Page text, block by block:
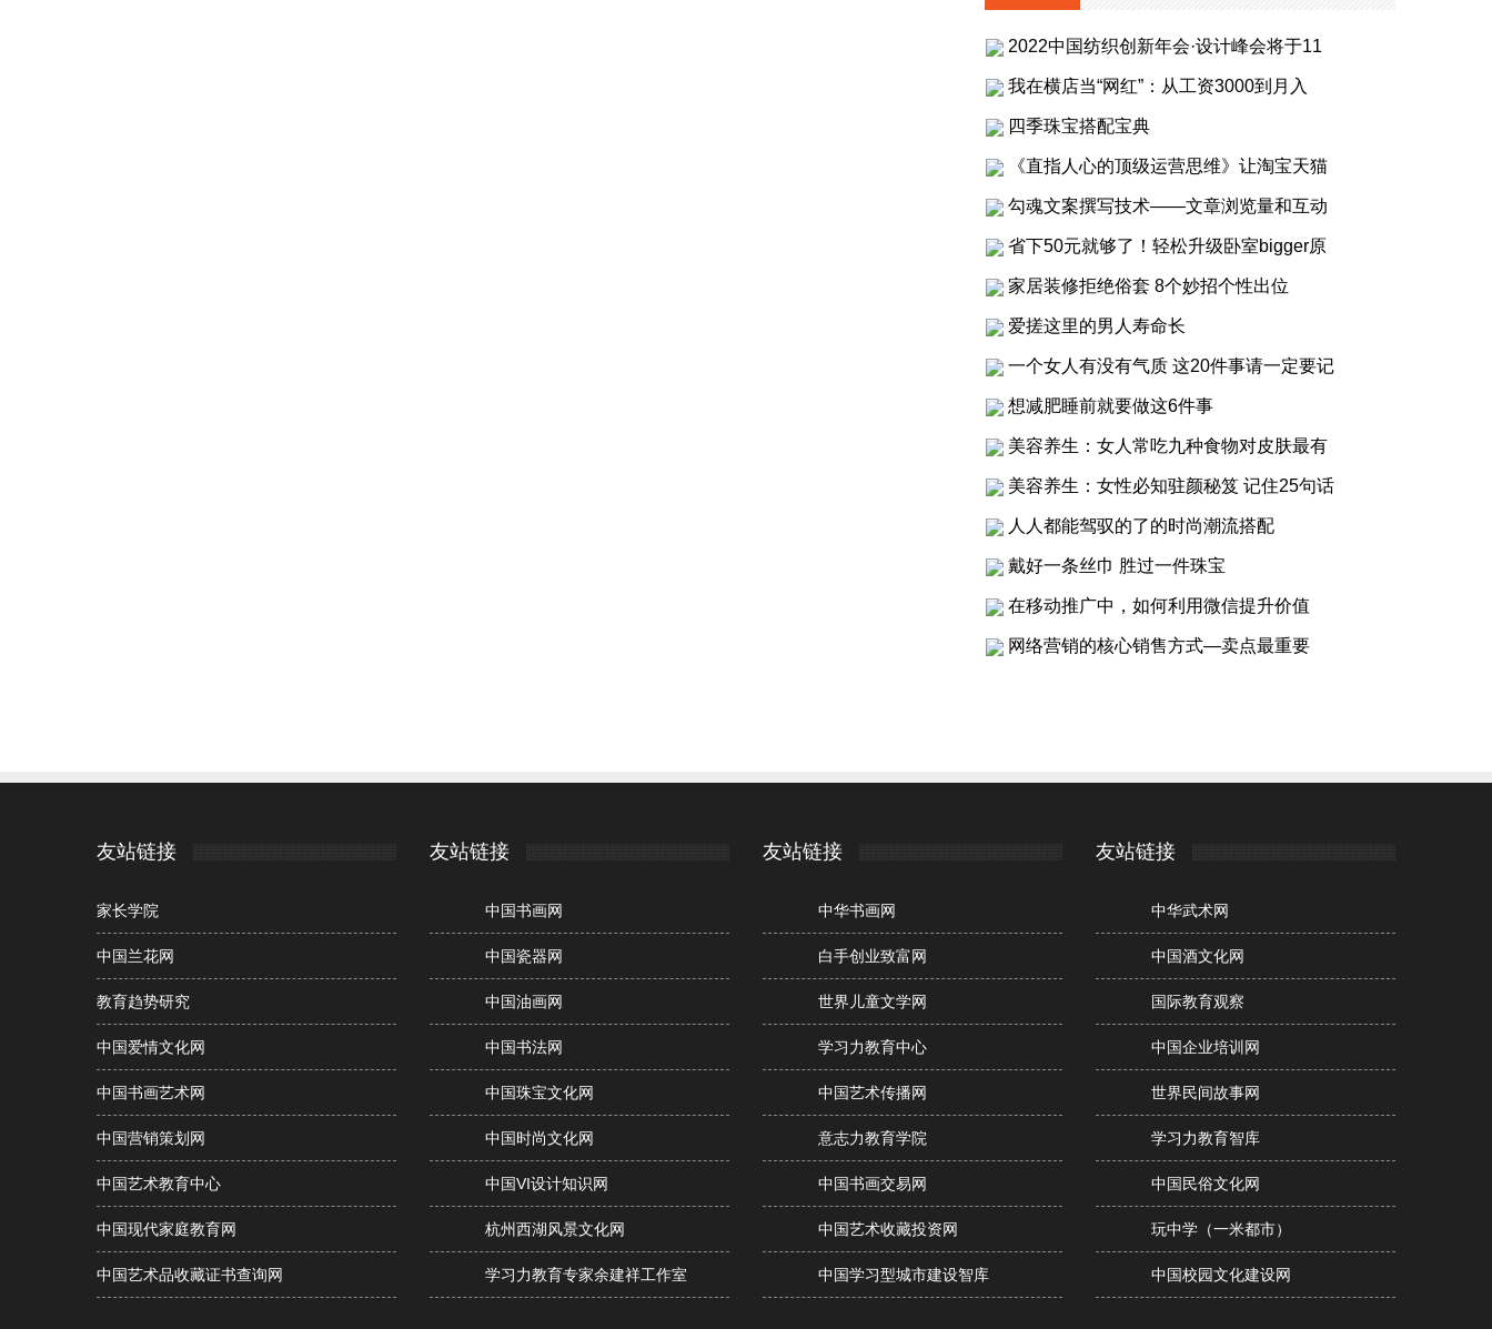
2022中国纺织创新年会·设计峰会将于11
我在横店当“网红”：从工资3000到月入
四季珠宝搭配宝典
《直指人心的顶级运营思维》让淘宝天猫
勾魂文案撰写技术——文章浏览量和互动
省下50元就够了！轻松升级卧室bigger原
家居装修拒绝俗套 8个妙招个性出位
爱搓这里的男人寿命长
一个女人有没有气质 这20件事请一定要记
想减肥睡前就要做这6件事
美容养生：女人常吃九种食物对皮肤最有
美容养生：女性必知驻颜秘笈 记住25句话
人人都能驾驭的了的时尚潮流搭配
戴好一条丝巾 胜过一件珠宝
在移动推广中，如何利用微信提升价值
网络营销的核心销售方式—卖点最重要
友站链接
家长学院
中国兰花网
教育趋势研究
中国爱情文化网
中国书画艺术网
中国营销策划网
中国艺术教育中心
中国现代家庭教育网
中国艺术品收藏证书查询网
友站链接
中国书画网
中国瓷器网
中国油画网
中国书法网
中国珠宝文化网
中国时尚文化网
中国VI设计知识网
杭州西湖风景文化网
学习力教育专家余建祥工作室
友站链接
中华书画网
白手创业致富网
世界儿童文学网
学习力教育中心
中国艺术传播网
意志力教育学院
中国书画交易网
中国艺术收藏投资网
中国学习型城市建设智库
友站链接
中华武术网
中国酒文化网
国际教育观察
中国企业培训网
世界民间故事网
学习力教育智库
中国民俗文化网
玩中学（一米都市）
中国校园文化建设网